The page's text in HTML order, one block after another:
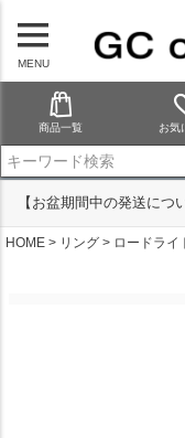
MENU
商品一覧 お気
【お盆期間中の発送につ
HOME リング ロードライ